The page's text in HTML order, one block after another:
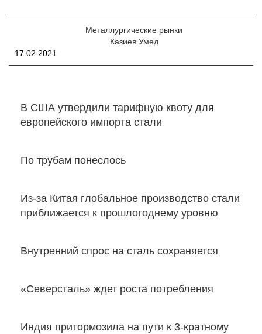
Металлургические рынки
Казиев Умед
17.02.2021
В США утвердили тарифную квоту для
европейского импорта стали
По трубам понеслось
Из-за Китая глобальное производство стали
приближается к прошлогоднему уровню
Внутренний спрос на сталь сохраняется
«Северсталь» ждет роста потребления
Индия притормозила на пути к 3-кратному